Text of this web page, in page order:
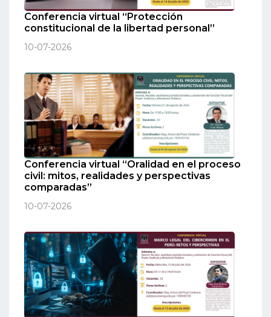
Conferencia virtual “Protección
constitucional de la libertad personal”
10-07-2026
Conferencia virtual “Oralidad en el proceso
civil: mitos, realidades y perspectivas
comparadas”
10-07-2026